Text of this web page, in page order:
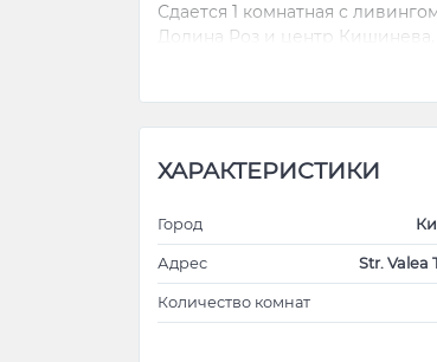
Сдается 1 комнатная с
Долина Роз и центр
полностью. Есть
ХАРАКТЕРИСТИКИ
Город
Адрес Str. Valea
Количество комнат